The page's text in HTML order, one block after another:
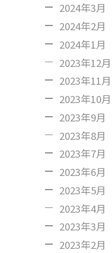
2024年3月
2024年2月
2024年1月
2023年12月
2023年11月
2023年10月
2023年9月
2023年8月
2023年7月
2023年6月
2023年5月
2023年4月
2023年3月
2023年2月